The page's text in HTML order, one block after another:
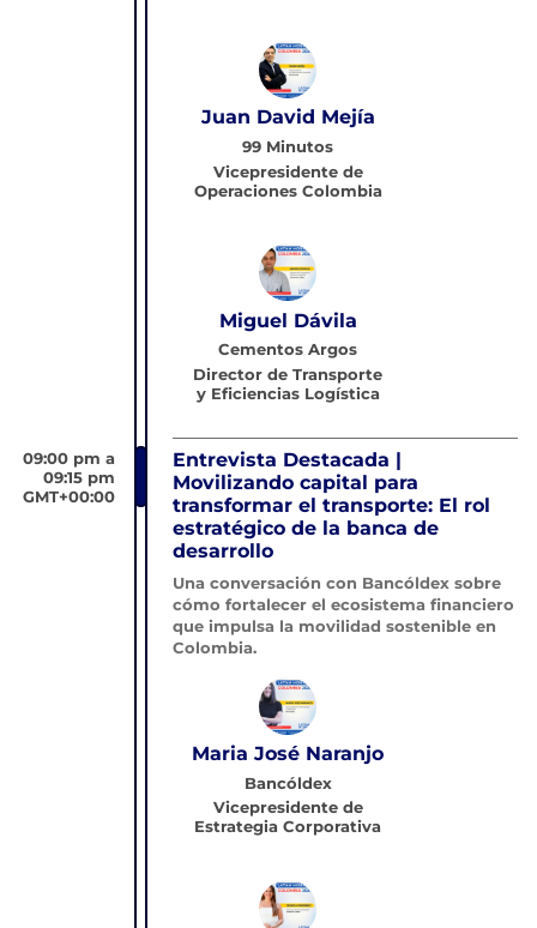
Juan David Mejía
99 Minutos
Vicepresidente de
Operaciones Colombia
Miguel Dávila
Cementos Argos
Director de Transporte
y Eficiencias Logística
09:00 pm a
09:15 pm
GMT+00:00
Entrevista Destacada |
Movilizando capital para
transformar el transporte: El rol
estratégico de la banca de
desarrollo
Una conversación con Bancóldex sobre
cómo fortalecer el ecosistema financiero
que impulsa la movilidad sostenible en
Colombia.
Maria José Naranjo
Bancóldex
Vicepresidente de
Estrategia Corporativa